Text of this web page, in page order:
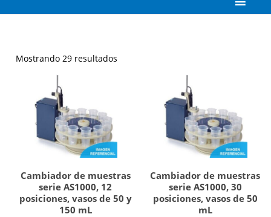
Mostrando 29 resultados
Cambiador de muestras
serie AS1000, 12
posiciones, vasos de 50 y
150 mL
Cambiador de muestras
serie AS1000, 30
posiciones, vasos de 50
mL